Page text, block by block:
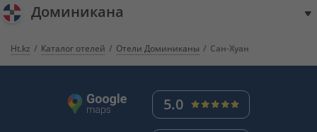
Доминикана
Ht.kz Каталог отелей Отели Доминиканы Сан-Хуан
5.0